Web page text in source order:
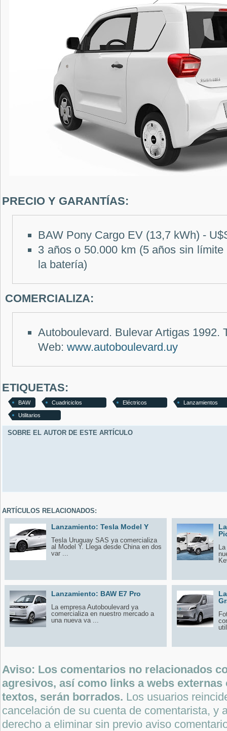
PRECIO Y GARANTÍAS:
BAW Pony Cargo EV (13,7 kWh) -
3 años o 50.000 km (5 años sin
la batería)
COMERCIALIZA:
Autoboulevard. Bulevar Artigas 1992.
Web: www.autoboulevard.uy
ETIQUETAS:
BAW Cuadriciclos Eléctricos Lanzamientos
Utilitarios
SOBRE EL AUTOR DE ESTE ARTÍCULO
ARTÍCULOS RELACIONADOS:
Lanzamiento: Tesla Model Y
Tesla Uruguay SAS ya comercializa
al Model Y. Llega desde China en dos
var ...
Lanzamiento: BAW E7 Pro
La empresa Autoboulevard ya
comercializa en nuestro mercado a
una nueva va ...
Aviso: Los comentarios no relacionados
agresivos, así como links a webs
textos, serán borrados. Los usuarios
cancelación de su cuenta de comentarista, y
derecho a eliminar sin previo aviso